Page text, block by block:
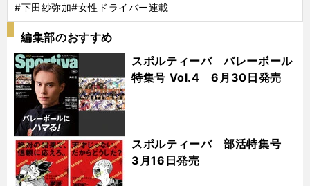
#下田紗弥加#女性ドライバー連載
編集部のおすすめ
スポルティーバ バレーボール
特集号 Vol.4 6月30日発売
スポルティーバ 部活特集号
3月16日発売